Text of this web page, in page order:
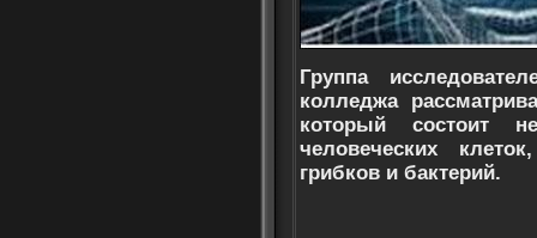
Группа
колледжа
который состоит
человеческих
грибков и бактерий.